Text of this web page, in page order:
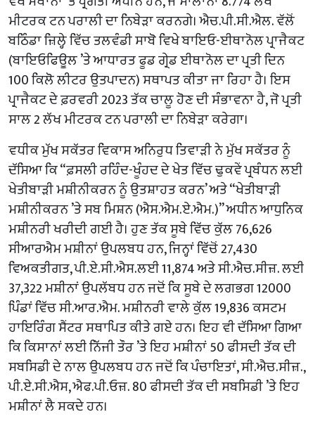
ਮੀਟਰਕ ਟਨ ਪਰਾਲੀ ਦਾ ਨਿਬੇੜਾ ਕਰਨਗੇ। ਐਚ.ਪੀ.ਸੀ.ਐਲ. ਵੱਲੋਂ
ਬਠਿੰਡਾ ਜ਼ਿਲ੍ਹੇ ਵਿੱਚ ਤਲਵੰਡੀ ਸਾਬੋ ਵਿਖੇ ਬਾਇਓ-ਈਥਾਨੋਲ ਪ੍ਰਾਜੈਕਟ
(ਬਾਇਓਫਿਊਲ ’ਤੇ ਆਧਾਰਤ ਫੂਡ ਗ੍ਰੇਡ ਈਥਾਨੋਲ ਦਾ ਪ੍ਰਤੀ ਦਿਨ
100 ਕਿਲੋ ਲੀਟਰ ਉਤਪਾਦਨ) ਸਥਾਪਤ ਕੀਤਾ ਜਾ ਰਿਹਾ ਹੈ। ਇਸ
ਪ੍ਰਾਜੈਕਟ ਦੇ ਫ਼ਰਵਰੀ 2023 ਤੱਕ ਚਾਲੂ ਹੋਣ ਦੀ ਸੰਭਾਵਨਾ ਹੈ, ਜੋ ਪ੍ਰਤੀ
ਸਾਲ 2 ਲੱਖ ਮੀਟਰਕ ਟਨ ਪਰਾਲੀ ਦਾ ਨਿਬੇੜਾ ਕਰੇਗਾ।
ਵਧੀਕ ਮੁੱਖ ਸਕੱਤਰ ਵਿਕਾਸ ਅਨਿਰੁਧ ਤਿਵਾੜੀ ਨੇ ਮੁੱਖ ਸਕੱਤਰ ਨੂੰ
ਦੱਸਿਆ ਕਿ “ਫ਼ਸਲੀ ਰਹਿੰਦ-ਖੂੰਹਦ ਦੇ ਖੇਤ ਵਿੱਚ ਢੁਕਵੇਂ ਪ੍ਰਬੰਧਨ ਲਈ
ਖੇਤੀਬਾੜੀ ਮਸ਼ੀਨੀਕਰਨ ਨੂੰ ਉਤਸ਼ਾਹਤ ਕਰਨ’ ਅਤੇ “ਖੇਤੀਬਾੜੀ
ਮਸ਼ੀਨੀਕਰਨ ’ਤੇ ਸਬ ਮਿਸ਼ਨ (ਐਸ.ਐਮ.ਏ.ਐਮ.)’’ ਅਧੀਨ ਆਧੁਨਿਕ
ਮਸ਼ੀਨਰੀ ਖਰੀਦੀ ਗਈ ਹੈ। ਹੁਣ ਤੱਕ ਸੂਬੇ ਵਿੱਚ ਕੁੱਲ 76,626
ਸੀਆਰਐਮ ਮਸ਼ੀਨਾਂ ਉਪਲਬਧ ਹਨ, ਜਿਨ੍ਹਾਂ ਵਿੱਚੋਂ 27,430
ਵਿਅਕਤੀਗਤ, ਪੀ.ਏ.ਸੀ.ਐਸ.ਲਈ 11,874 ਅਤੇ ਸੀ.ਐਚ.ਸੀਜ਼. ਲਈ
37,322 ਮਸ਼ੀਨਾਂ ਉਪਲੱਬਧ ਹਨ ਜਦੋਂ ਕਿ ਸੂਬੇ ਦੇ ਲਗਭਗ 12000
ਪਿੰਡਾਂ ਵਿੱਚ ਸੀ.ਆਰ.ਐਮ. ਮਸ਼ੀਨਰੀ ਵਾਲੇ ਕੁੱਲ 19,836 ਕਸਟਮ
ਹਾਇਰਿੰਗ ਸੈਂਟਰ ਸਥਾਪਿਤ ਕੀਤੇ ਗਏ ਹਨ। ਇਹ ਵੀ ਦੱਸਿਆ ਗਿਆ
ਕਿ ਕਿਸਾਨਾਂ ਲਈ ਨਿੱਜੀ ਤੌਰ ’ਤੇ ਇਹ ਮਸ਼ੀਨਾਂ 50 ਫੀਸਦੀ ਤੱਕ ਦੀ
ਸਬਸਿਡੀ ਦੇ ਨਾਲ ਉਪਲਬਧ ਹਨ ਜਦੋਂ ਕਿ ਪੰਚਾਇਤਾਂ, ਸੀ.ਐਚ.ਸੀਜ਼.,
ਪੀ.ਏ.ਸੀ.ਐਸ, ਐਫ.ਪੀ.ਓਜ਼. 80 ਫੀਸਦੀ ਤੱਕ ਦੀ ਸਬਸਿਡੀ ’ਤੇ ਇਹ
ਮਸ਼ੀਨਾਂ ਲੈ ਸਕਦੇ ਹਨ।